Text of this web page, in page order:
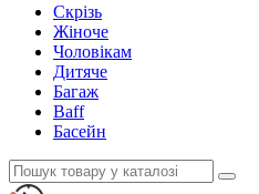
Скрізь
Жіноче
Чоловікам
Дитяче
Багаж
Baff
Басейн